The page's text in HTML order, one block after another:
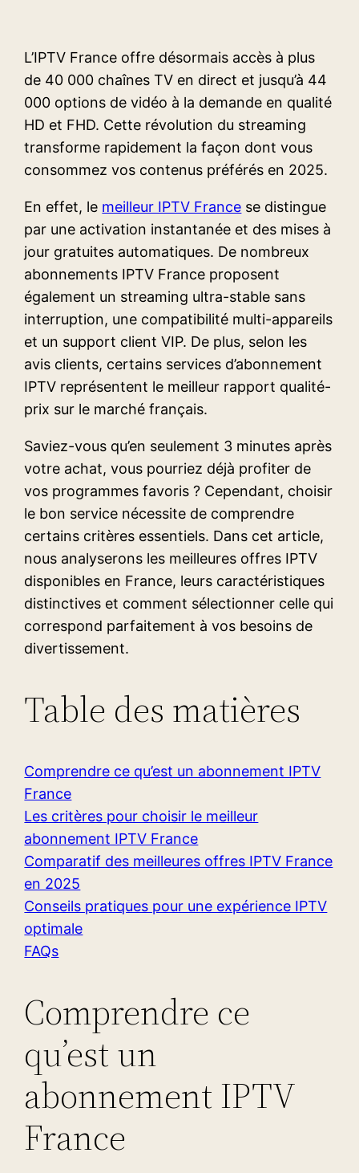
L’IPTV France offre désormais accès à plus
de 40 000 chaînes TV en direct et jusqu’à 44
000 options de vidéo à la demande en qualité
HD et FHD. Cette révolution du streaming
transforme rapidement la façon dont vous
consommez vos contenus préférés en 2025.
En effet, le meilleur IPTV France se distingue
par une activation instantanée et des mises à
jour gratuites automatiques. De nombreux
abonnements IPTV France proposent
également un streaming ultra-stable sans
interruption, une compatibilité multi-appareils
et un support client VIP. De plus, selon les
avis clients, certains services d’abonnement
IPTV représentent le meilleur rapport qualité-
prix sur le marché français.
Saviez-vous qu’en seulement 3 minutes après
votre achat, vous pourriez déjà profiter de
vos programmes favoris ? Cependant, choisir
le bon service nécessite de comprendre
certains critères essentiels. Dans cet article,
nous analyserons les meilleures offres IPTV
disponibles en France, leurs caractéristiques
distinctives et comment sélectionner celle qui
correspond parfaitement à vos besoins de
divertissement.
Table des matières
Comprendre ce qu’est un abonnement IPTV
France
Les critères pour choisir le meilleur
abonnement IPTV France
Comparatif des meilleures offres IPTV France
en 2025
Conseils pratiques pour une expérience IPTV
optimale
FAQs
Comprendre ce
qu’est un
abonnement IPTV
France